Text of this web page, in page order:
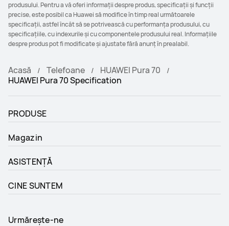
produsului. Pentru a vă oferi informații despre produs, specificații și funcții
precise, este posibil ca Huawei să modifice în timp real următoarele
specificații, astfel încât să se potrivească cu performanța produsului, cu
specificațiile, cu indexurile și cu componentele produsului real. Informațiile
despre produs pot fi modificate și ajustate fără anunț în prealabil.
Acasă Telefoane
HUAWEI Pura 70
HUAWEI Pura 70 Specification
PRODUSE
Magazin
ASISTENȚĂ
CINE SUNTEM
Urmărește-ne